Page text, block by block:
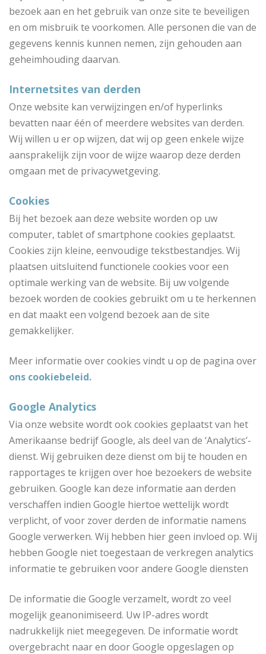
bezoek aan en het gebruik van onze site te beveiligen
en om misbruik te voorkomen. Alle personen die van de
gegevens kennis kunnen nemen, zijn gehouden aan
geheimhouding daarvan.
Internetsites van derden
Onze website kan verwijzingen en/of hyperlinks
bevatten naar één of meerdere websites van derden.
Wij willen u er op wijzen, dat wij op geen enkele wijze
aansprakelijk zijn voor de wijze waarop deze derden
omgaan met de privacywetgeving.
Cookies
Bij het bezoek aan deze website worden op uw
computer, tablet of smartphone cookies geplaatst.
Cookies zijn kleine, eenvoudige tekstbestandjes. Wij
plaatsen uitsluitend functionele cookies voor een
optimale werking van de website. Bij uw volgende
bezoek worden de cookies gebruikt om u te herkennen
en dat maakt een volgend bezoek aan de site
gemakkelijker.
Meer informatie over cookies vindt u op de pagina over
ons cookiebeleid.
Google Analytics
Via onze website wordt ook cookies geplaatst van het
Amerikaanse bedrijf Google, als deel van de ‘Analytics’-
dienst. Wij gebruiken deze dienst om bij te houden en
rapportages te krijgen over hoe bezoekers de website
gebruiken. Google kan deze informatie aan derden
verschaffen indien Google hiertoe wettelijk wordt
verplicht, of voor zover derden de informatie namens
Google verwerken. Wij hebben hier geen invloed op. Wij
hebben Google niet toegestaan de verkregen analytics
informatie te gebruiken voor andere Google diensten
De informatie die Google verzamelt, wordt zo veel
mogelijk geanonimiseerd. Uw IP-adres wordt
nadrukkelijk niet meegegeven. De informatie wordt
overgebracht naar en door Google opgeslagen op